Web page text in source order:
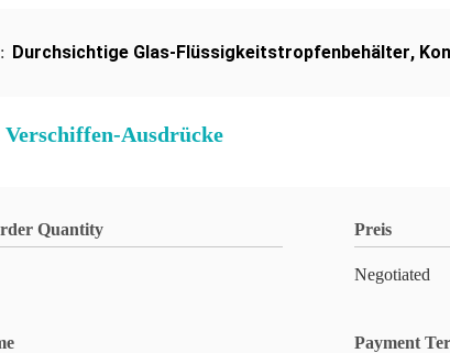
Durchsichtige Glas-Flüssigkeitstropfenbehälter,
Verschiffen-Ausdrücke
Quantity Preis
Negotiated
Payment